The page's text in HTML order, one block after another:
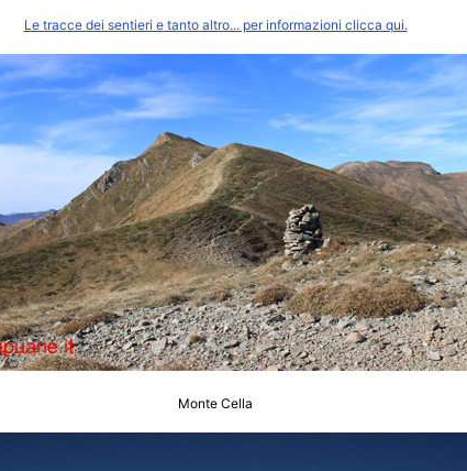
Le tracce dei sentieri e tanto altro... per informazioni clicca qui.
Monte Cella